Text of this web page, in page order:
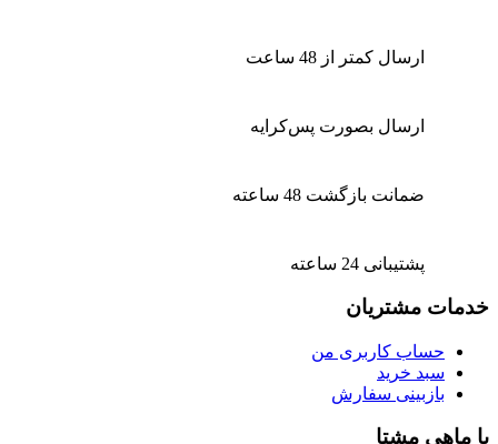
ارسال کمتر از 48 ساعت
ارسال بصورت پس‌کرایه
ضمانت بازگشت 48 ساعته
پشتیبانی 24 ساعته
خدمات مشتریان
حساب کاربری من
سبد خرید
بازبینی سفارش
با ماهی مشتا